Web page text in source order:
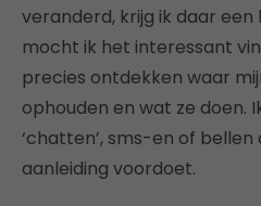
veranderd, krijg ik daar een
mocht ik het interessant
precies ontdekken waar
ophouden en wat ze doen.
‘chatten’, sms-en of bellen
aanleiding voordoet.